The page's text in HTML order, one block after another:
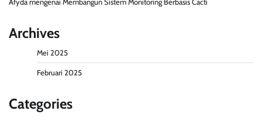
Afyda mengenai Membangun Sistem Monitoring Berbasis Cacti
Archives
Mei 2025
Februari 2025
Categories